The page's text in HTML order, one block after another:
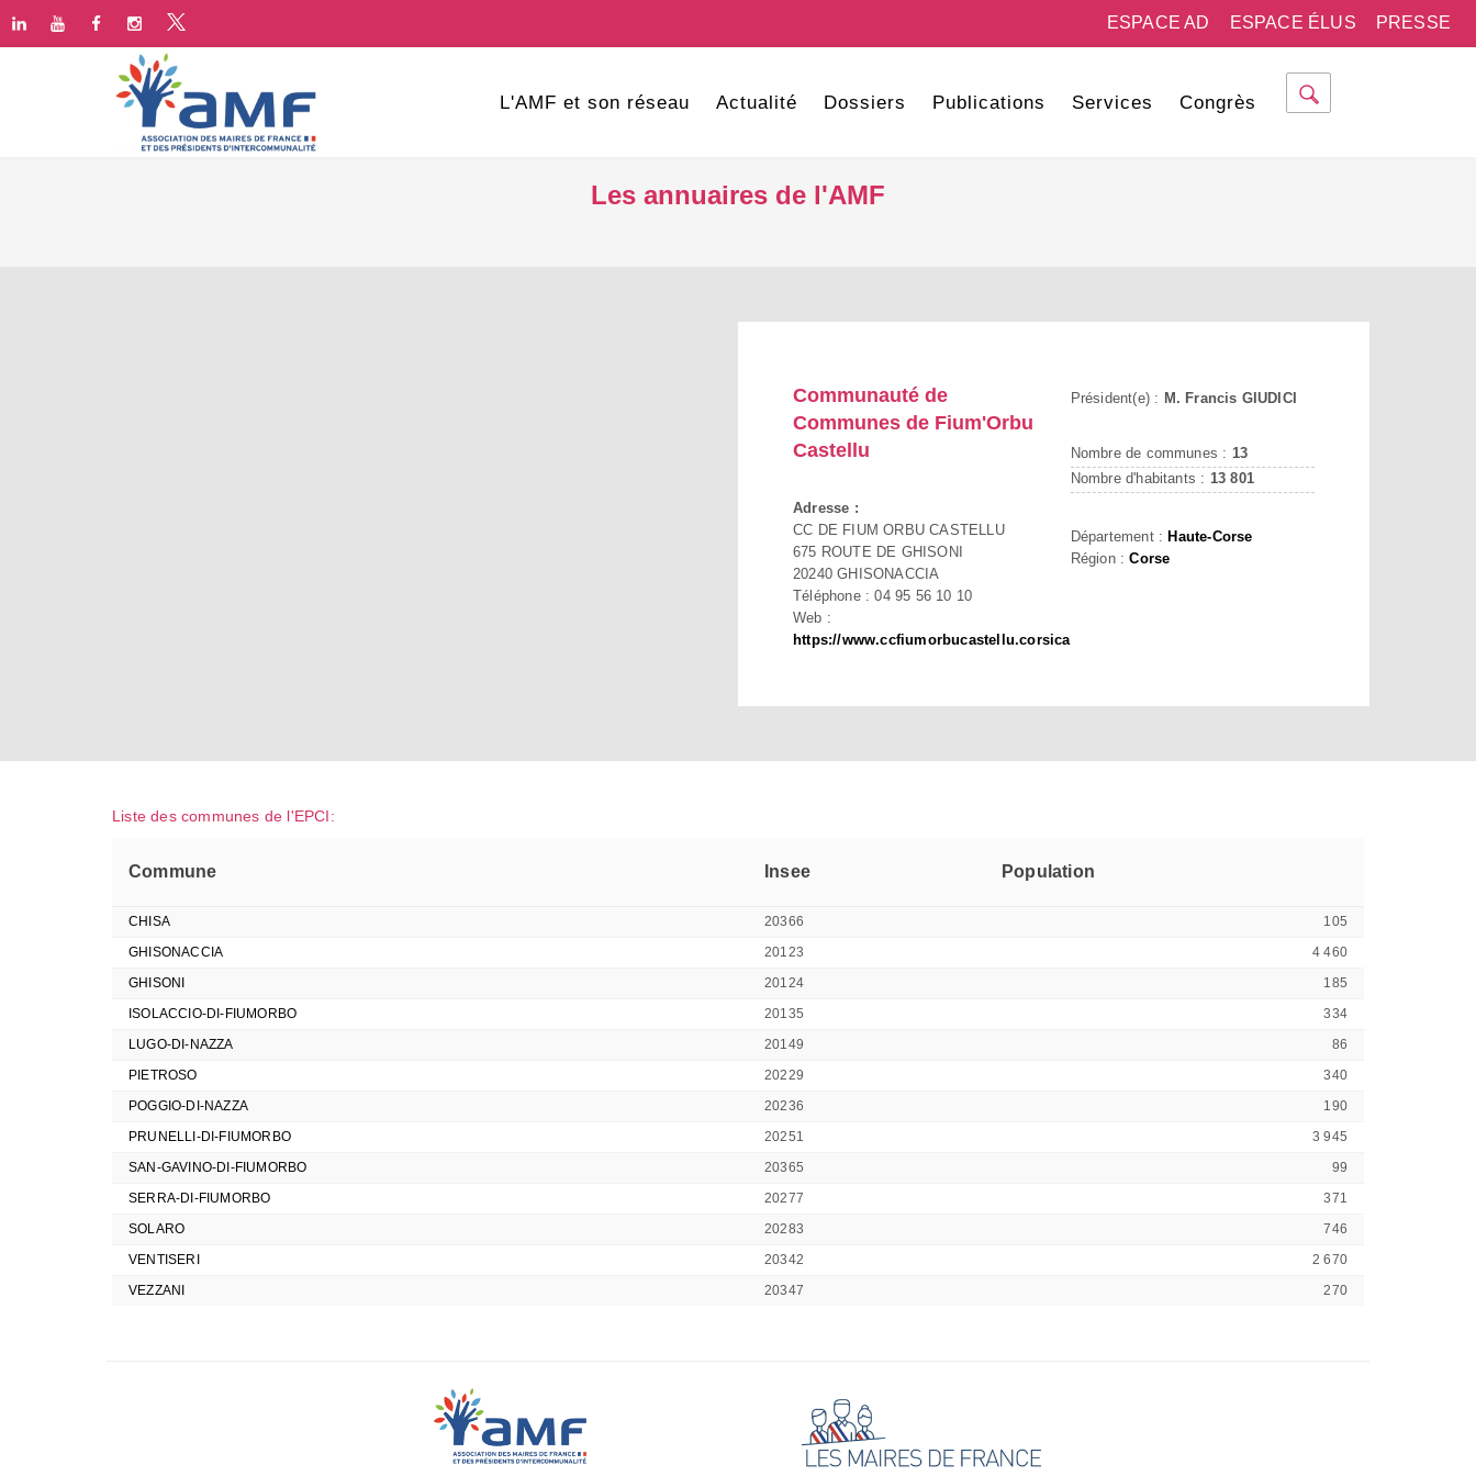
PRESSE
ESPACE ÉLUS
ESPACE AD
L'AMF et son réseau Actualité Dossiers Publications Services Congrès
Les annuaires de l'AMF
Communauté de
Communes de Fium'Orbu
Castellu
Adresse :
CC DE FIUM ORBU CASTELLU
675 ROUTE DE GHISONI
20240 GHISONACCIA
Téléphone : 04 95 56 10 10
Web :
https://www.ccfiumorbucastellu.corsica
Président(e) : M. Francis GIUDICI
Nombre de communes : 13
Nombre d'habitants : 13 801
Département : Haute-Corse
Région :Corse
Liste des communes de l'EPCI:
Commune Insee Population
CHISA 20366
105
GHISONACCIA
20123
4 460
GHISONI
20124
185
ISOLACCIO-DI-FIUMORBO
20135
334
LUGO-DI-NAZZA
20149
86
PIETROSO
20229
340
POGGIO-DI-NAZZA
20236
190
PRUNELLI-DI-FIUMORBO
20251
3 945
SAN-GAVINO-DI-FIUMORBO
20365
99
SERRA-DI-FIUMORBO
20277
371
SOLARO
20283
746
VENTISERI
20342
2 670
VEZZANI
20347 270